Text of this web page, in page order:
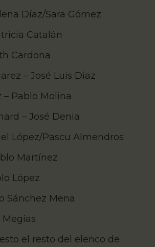
Díaz/Sara Gómez
Catalán
Cardona
– José Luis Díaz
– Pablo Molina
– José Denia
López/Pascu Almendros
Martínez
López
Sánchez Mena
Megías
el resto del elenco de